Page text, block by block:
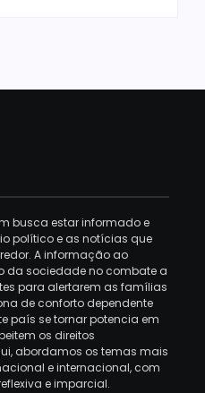
busca estar informado e
político e as notícias que
A informação ao
da sociedade no combate a
para alertarem as famílias
de conforto dependente
país se tornar potencia em
os direitos
abordamos os temas mais
e internacional, com
e imparcial.